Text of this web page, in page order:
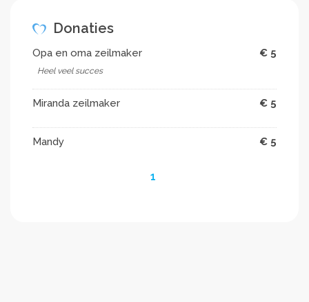
Donaties
Opa en oma zeilmaker € 5
Heel veel succes
Miranda zeilmaker € 5
Mandy € 5
1